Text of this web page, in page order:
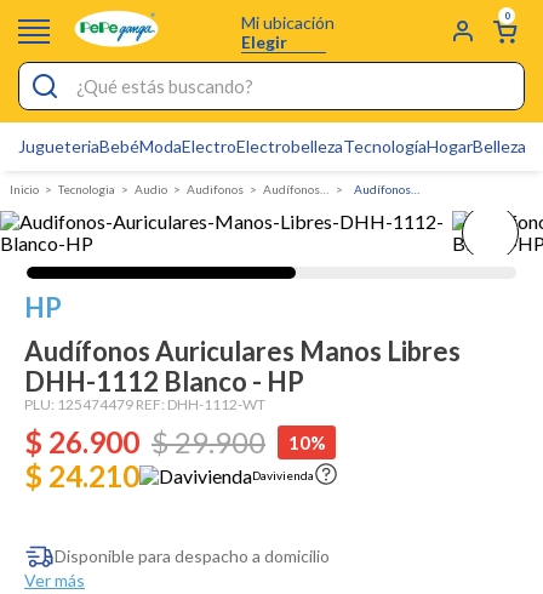
Mi ubicación
Elegir
0
¿Qué estás buscando?
JugueteriaBebéModaElectroElectrobellezaTecnologíaHogarBelleza
Tecnologia Audio Audifonos Audífonos con cable
HP
Audífonos Auriculares Manos Libres
DHH-1112 Blanco - HP
PLU: 125474479 REF: DHH-1112-WT
$ 26.900 $29.900 10%
$ 24.210 Davivienda
Disponible para despacho a domicilio
Ver más
Pijamas
Electro
Figuras Toy Story
Carters
Cartas Pokemon
Silla Mecedora Bebé
Bebes
Dinosaurio Juguete